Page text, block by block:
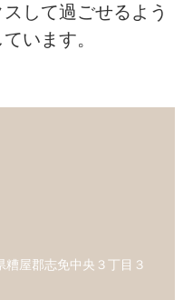
して過ごせるよう
います。
屋郡志免中央３丁目３